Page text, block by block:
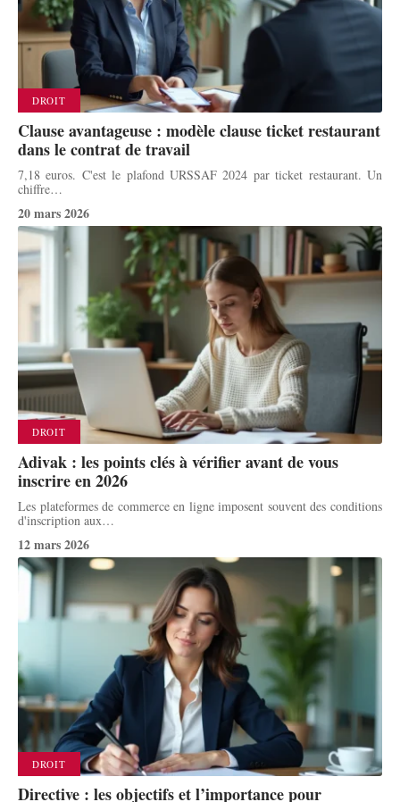
DROIT
Clause avantageuse : modèle clause ticket restaurant
dans le contrat de travail
7,18 euros. C'est le plafond URSSAF 2024 par ticket restaurant. Un
chiffre…
20 mars 2026
DROIT
Adivak : les points clés à vérifier avant de vous
inscrire en 2026
Les plateformes de commerce en ligne imposent souvent des conditions
d'inscription aux…
12 mars 2026
DROIT
Directive : les objectifs et l’importance pour